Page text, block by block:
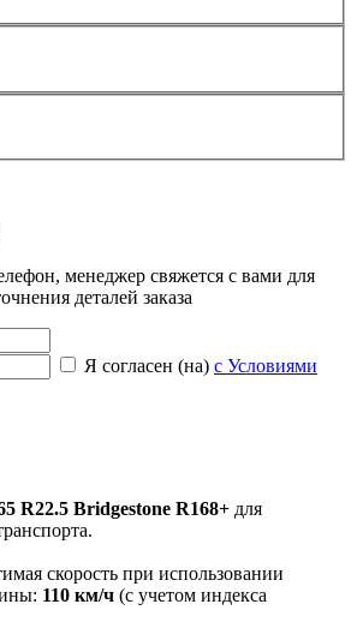
менеджер свяжется с вами для
деталей заказа
Я согласен (на) с Условиями
R22.5 Bridgestone R168+ для
скорость при использовании
110 км/ч (с учетом индекса